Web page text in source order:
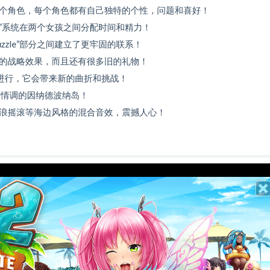
角色，每个角色都有自己独特的个性，问题和喜好！
统在两个女孩之间分配时间和精力！
部分之间建立了更牢固的联系！
战略效果，而且还有很多旧的礼物！
行，它会带来新的曲折和挑战！
调的因纳德波纳岛！
摇滚等海边风格的混合音效，震撼人心！